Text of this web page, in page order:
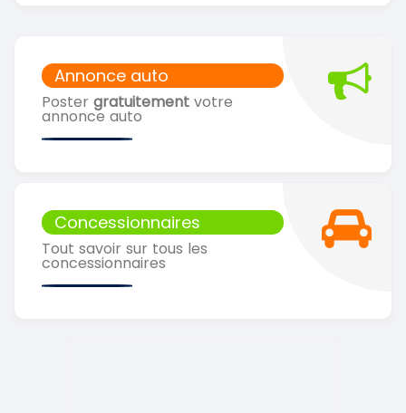
Annonce auto
Poster gratuitement votre
annonce auto
Concessionnaires
Tout savoir sur tous les
concessionnaires